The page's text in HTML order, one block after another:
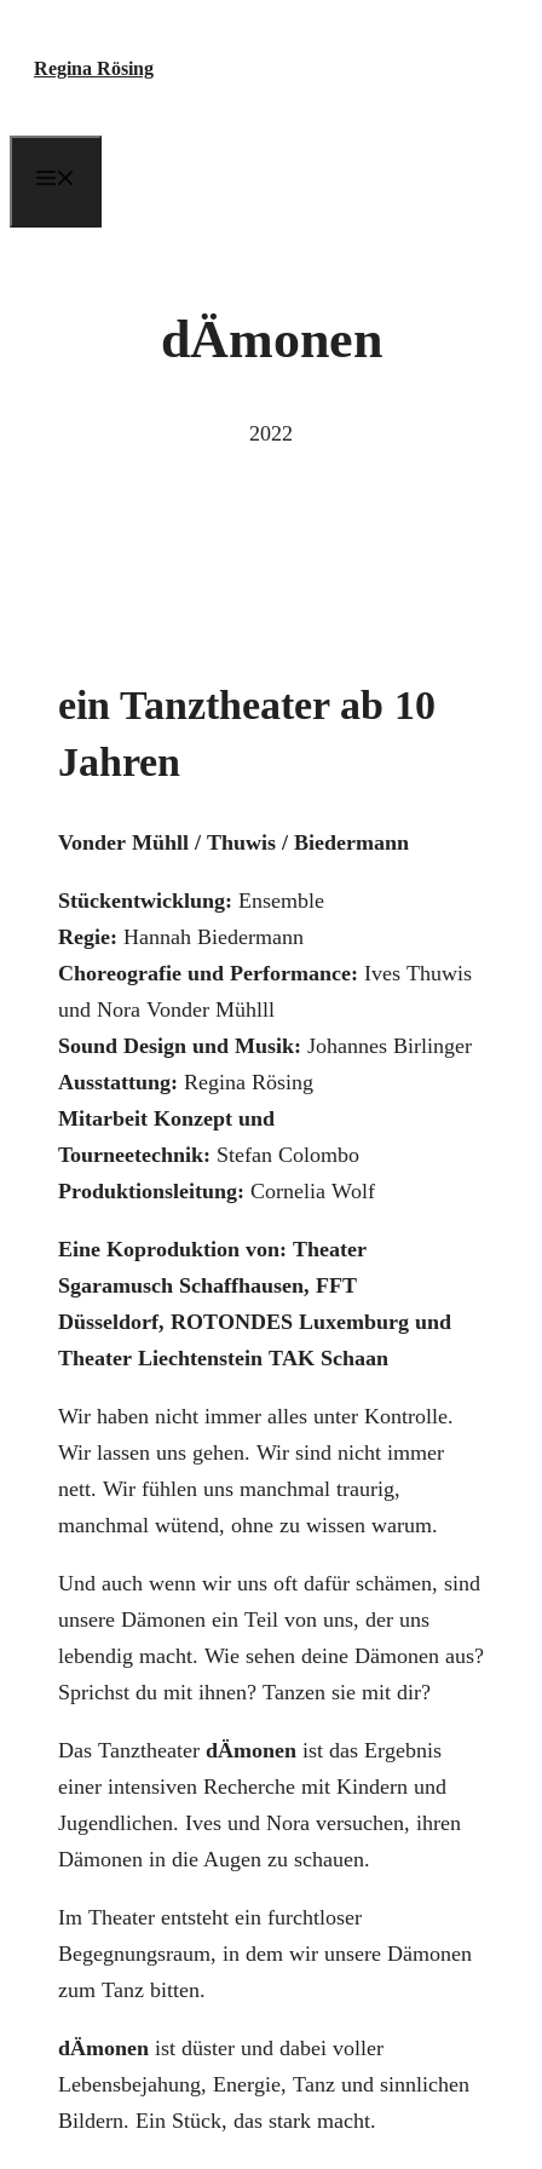
Inhalt
Regina Rösing
dÄmonen
2022
ein Tanztheater ab 10
Jahren
Vonder Mühll / Thuwis / Biedermann
Stückentwicklung: Ensemble
Regie: Hannah Biedermann
Choreografie und Performance: Ives Thuwis
und Nora Vonder Mühlll
Sound Design und Musik: Johannes Birlinger
Ausstattung: Regina Rösing
Mitarbeit Konzept und
Tourneetechnik: Stefan Colombo
Produktionsleitung: Cornelia Wolf
Eine Koproduktion von: Theater
Sgaramusch Schaffhausen, FFT
Düsseldorf, ROTONDES Luxemburg und
Theater Liechtenstein TAK Schaan
Wir haben nicht immer alles unter Kontrolle.
Wir lassen uns gehen. Wir sind nicht immer
nett. Wir fühlen uns manchmal traurig,
manchmal wütend, ohne zu wissen warum.
Und auch wenn wir uns oft dafür schämen, sind
unsere Dämonen ein Teil von uns, der uns
lebendig macht. Wie sehen deine Dämonen aus?
Sprichst du mit ihnen? Tanzen sie mit dir?
Das Tanztheater dÄmonen ist das Ergebnis
einer intensiven Recherche mit Kindern und
Jugendlichen. Ives und Nora versuchen, ihren
Dämonen in die Augen zu schauen.
Im Theater entsteht ein furchtloser
Begegnungsraum, in dem wir unsere Dämonen
zum Tanz bitten.
dÄmonen ist düster und dabei voller
Lebensbejahung, Energie, Tanz und sinnlichen
Bildern. Ein Stück, das stark macht.